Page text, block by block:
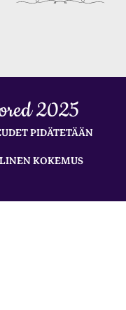
2025
PIDÄTETÄÄN
KOKEMUS